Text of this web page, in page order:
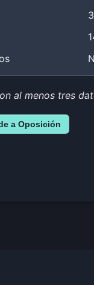
al menos tres
a Oposición